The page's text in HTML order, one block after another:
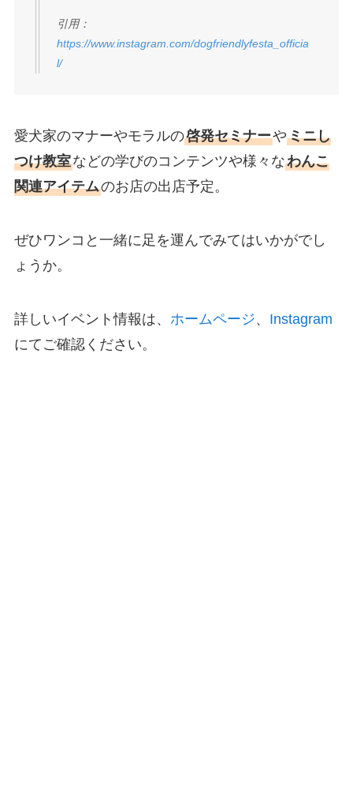
引用：
https://www.instagram.com/dogfriendlyfesta_officia
l/
愛犬家のマナーやモラルの啓発セミナーやミニし
つけ教室などの学びのコンテンツや様々なわんこ
関連アイテムのお店の出店予定。
ぜひワンコと一緒に足を運んでみてはいかがでし
ょうか。
詳しいイベント情報は、 ホームページ、 Instagram
にてご確認ください。